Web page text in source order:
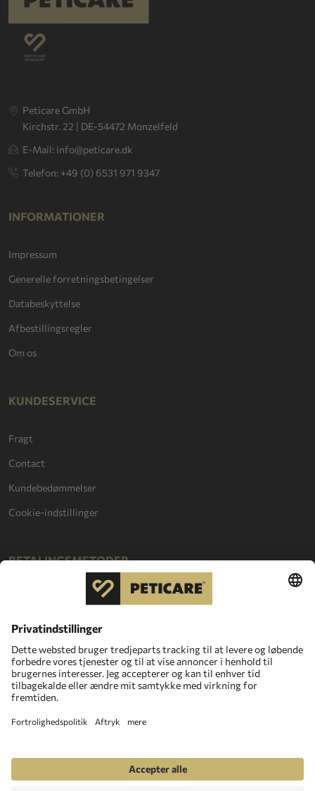
Peticare GmbH
Kirchstr. 22 | DE-54472 Monzelfeld
E-Mail: info@peticare.dk
Telefon: +49 (0) 6531 971 9347
INFORMATIONER
Impressum
Generelle forretningsbetingelser
Databeskyttelse
Afbestillingsregler
Om os
KUNDESERVICE
Fragt
Contact
Kundebedømmelser
Cookie-indstillinger
BETALINGSMETODER
Copyright © 2026